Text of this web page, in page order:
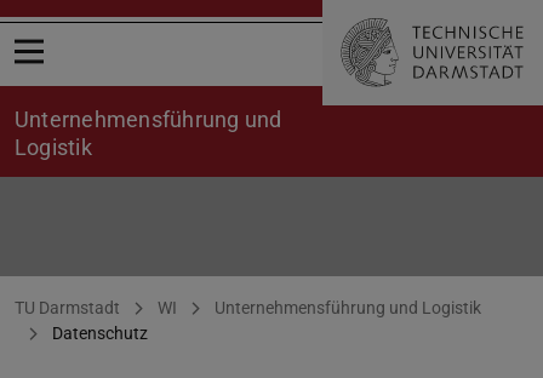
Menü öffnen
Unternehmensführung und
Logistik
Sie befinden sich hier:
TU Darmstadt WI
Unternehmensführung und Logistik
Datenschutz